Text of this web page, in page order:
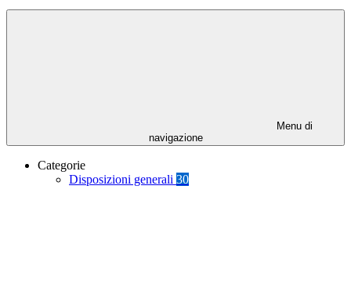
Menu di
navigazione
Categorie
Disposizioni generali 30